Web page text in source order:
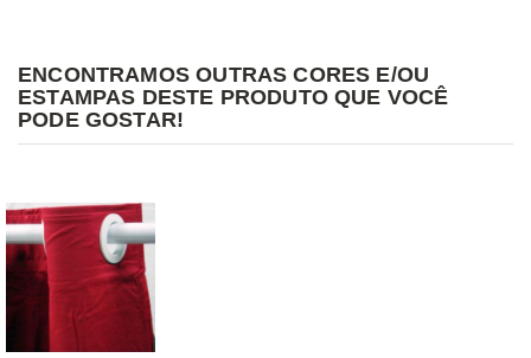
ENCONTRAMOS OUTRAS CORES E/OU
ESTAMPAS DESTE PRODUTO QUE VOCÊ
PODE GOSTAR!